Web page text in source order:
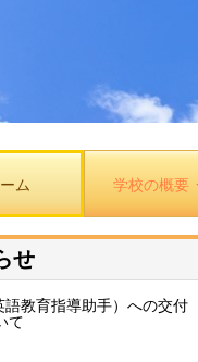
ム 学校の概要
せ
語教育指導助手）への交付
て